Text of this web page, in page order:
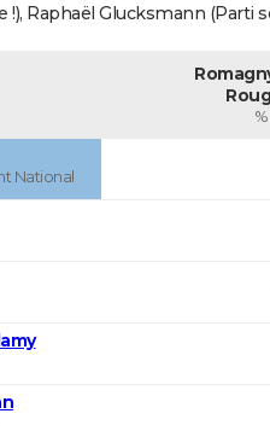
Raphaël Glucksmann (Parti
National